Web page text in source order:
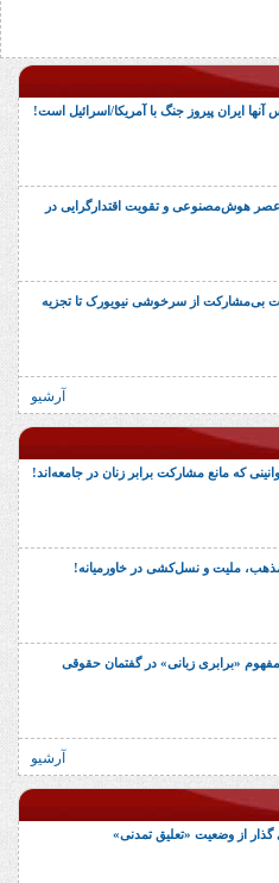
هوش‌مصنوعی و تقویت اقتدارگرایی در
بی‌مشارکت از سرخوشی نیویورک تا تجزیه
آرشیو
که مانع مشارکت برابر زنان در جامعه‌اند!
مذهب، ملیت و نسل‌کشی در خاورمیانه!
«برابری زبانی» در گفتمان حقوقی
آرشیو
گذار از وضعیت «تعلیق تمدنی»